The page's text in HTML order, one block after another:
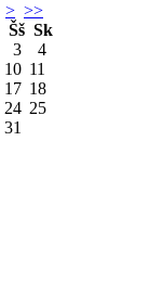
> >>
Šš Sk
3
4
10 11
17 18
24 25
31